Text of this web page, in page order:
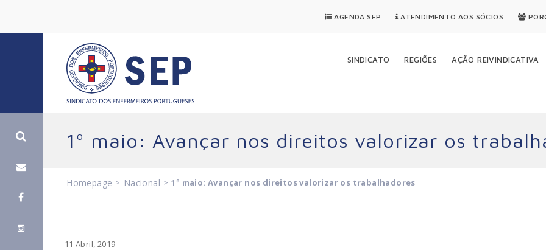
AGENDA SEP ATENDIMENTO AOS SÓCIOS
SINDICATO REGIÕES AÇÃO REIVINDICATIVA
1º maio: Avançar nos direitos valorizar os
Homepage > Nacional > 1º maio: Avançar nos direitos valorizar os trabalhadores
11 Abril, 2019